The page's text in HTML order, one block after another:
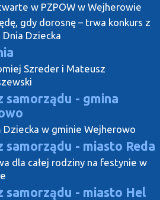
w PZPOW w Wejherowie
gdy dorosnę – trwa konkurs z
Dnia Dziecka
Szreder i Mateusz
samorządu - gmina
Dziecka w gminie Wejherowo
samorządu - miasto Reda
dla całej rodziny na festynie w
samorządu - miasto Hel